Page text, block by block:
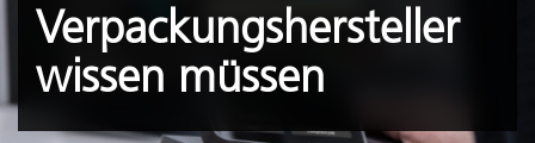
Verpackungshersteller
wissen müssen